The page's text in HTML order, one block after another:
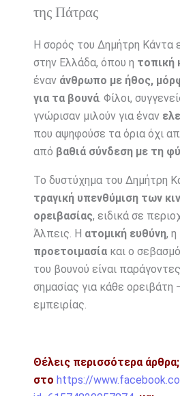
της Πάτρας
Η σορός του Δημήτρη Κάντα
στην Ελλάδα, όπου η τοπική
έναν άνθρωπο με ήθος,
για τα βουνά. Φίλοι,
γνώρισαν μιλούν για έναν
που αψηφούσε τα όρια όχι
από βαθιά σύνδεση με τη
Το δυστύχημα του Δημήτρη
τραγική υπενθύμιση των
ορειβασίας, ειδικά σε
Άλπεις. Η ατομική ευθύνη, η
προετοιμασίακαι ο
του βουνού είναι
σημασίας για κάθε
εμπειρίας.
Θέλεις περισσότερα άρθρα;
στο https://